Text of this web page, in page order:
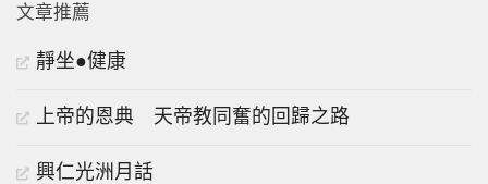
文章推薦
靜坐●健康
上帝的恩典 天帝教同奮的回歸之路
興仁光洲月話